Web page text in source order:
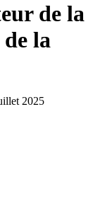
de la
la
2025